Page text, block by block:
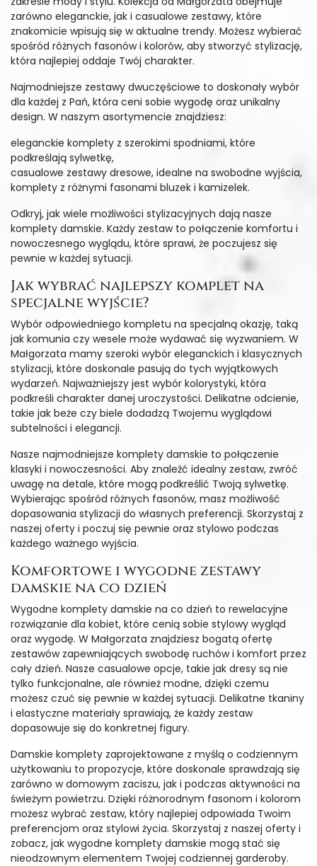
zarówno eleganckie, jak i casualowe zestawy, które
znakomicie wpisują się w aktualne trendy. Możesz wybierać
spośród różnych fasonów i kolorów, aby stworzyć stylizację,
która najlepiej oddaje Twój charakter.
Najmodniejsze zestawy dwuczęściowe to doskonały wybór
dla każdej z Pań, która ceni sobie wygodę oraz unikalny
design. W naszym asortymencie znajdziesz:
eleganckie komplety z szerokimi spodniami, które
podkreślają sylwetkę,
casualowe zestawy dresowe, idealne na swobodne wyjścia,
komplety z różnymi fasonami bluzek i kamizelek.
Odkryj, jak wiele możliwości stylizacyjnych dają nasze
komplety damskie. Każdy zestaw to połączenie komfortu i
nowoczesnego wyglądu, które sprawi, że poczujesz się
pewnie w każdej sytuacji.
Jak wybrać najlepszy komplet na
specjalne wyjście?
Wybór odpowiedniego kompletu na specjalną okazję, taką
jak komunia czy wesele może wydawać się wyzwaniem. W
Małgorzata mamy szeroki wybór eleganckich i klasycznych
stylizacji, które doskonale pasują do tych wyjątkowych
wydarzeń. Najważniejszy jest wybór kolorystyki, która
podkreśli charakter danej uroczystości. Delikatne odcienie,
takie jak beże czy biele dodadzą Twojemu wyglądowi
subtelności i elegancji.
Nasze najmodniejsze komplety damskie to połączenie
klasyki i nowoczesności. Aby znaleźć idealny zestaw, zwróć
uwagę na detale, które mogą podkreślić Twoją sylwetkę.
Wybierając spośród różnych fasonów, masz możliwość
dopasowania stylizacji do własnych preferencji. Skorzystaj z
naszej oferty i poczuj się pewnie oraz stylowo podczas
każdego ważnego wyjścia.
Komfortowe i wygodne zestawy
damskie na co dzień
Wygodne komplety damskie na co dzień to rewelacyjne
rozwiązanie dla kobiet, które cenią sobie stylowy wygląd
oraz wygodę. W Małgorzata znajdziesz bogatą ofertę
zestawów zapewniających swobodę ruchów i komfort przez
cały dzień. Nasze casualowe opcje, takie jak dresy są nie
tylko funkcjonalne, ale również modne, dzięki czemu
możesz czuć się pewnie w każdej sytuacji. Delikatne tkaniny
i elastyczne materiały sprawiają, że każdy zestaw
dopasowuje się do konkretnej figury.
Damskie komplety zaprojektowane z myślą o codziennym
użytkowaniu to propozycje, które doskonale sprawdzają się
zarówno w domowym zaciszu, jak i podczas aktywności na
świeżym powietrzu. Dzięki różnorodnym fasonom i kolorom
możesz wybrać zestaw, który najlepiej odpowiada Twoim
preferencjom oraz stylowi życia. Skorzystaj z naszej oferty i
zobacz, jak wygodne komplety damskie mogą stać się
nieodzownym elementem Twojej codziennej garderoby.